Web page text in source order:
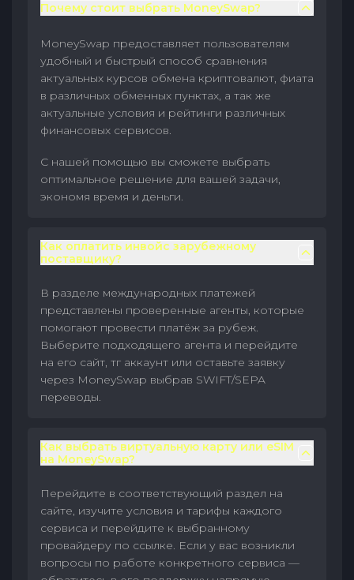
Почему стоит выбрать MoneySwap?
MoneySwap предоставляет пользователям
удобный и быстрый способ сравнения
актуальных курсов обмена криптовалют, фиата
в различных обменных пунктах, а так же
актуальные условия и рейтинги различных
финансовых сервисов.
С нашей помощью вы сможете выбрать
оптимальное решение для вашей задачи,
экономя время и деньги.
Как оплатить инвойс зарубежному
поставщику?
В разделе международных платежей
представлены проверенные агенты, которые
помогают провести платёж за рубеж.
Выберите подходящего агента и перейдите
на его сайт, тг аккаунт или оставьте заявку
через MoneySwap выбрав SWIFT/SEPA
переводы.
Как выбрать виртуальную карту или eSIM
на MoneySwap?
Перейдите в соответствующий раздел на
сайте, изучите условия и тарифы каждого
сервиса и перейдите к выбранному
провайдеру по ссылке. Если у вас возникли
вопросы по работе конкретного сервиса —